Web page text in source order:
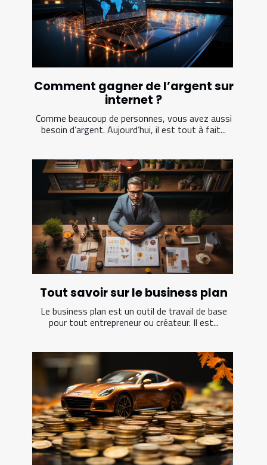
Comment gagner de l’argent sur
internet ?
Comme beaucoup de personnes, vous avez aussi
besoin d’argent. Aujourd’hui, il est tout à fait...
Tout savoir sur le business plan
Le business plan est un outil de travail de base
pour tout entrepreneur ou créateur. Il est...